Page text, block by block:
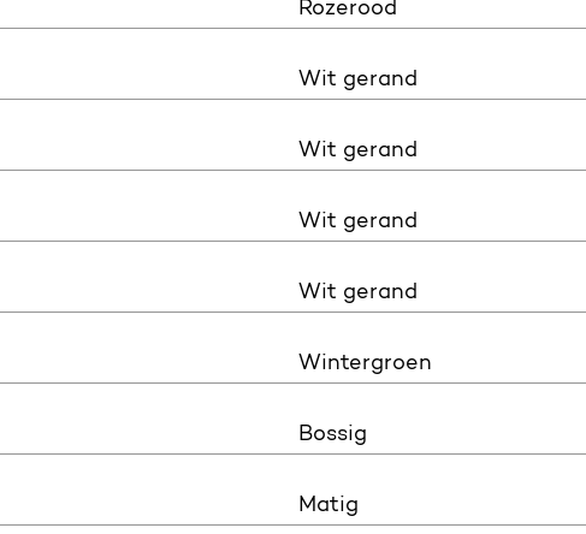
Rozerood
Wit gerand
Wit gerand
Wit gerand
Wit gerand
Wintergroen
Bossig
Matig